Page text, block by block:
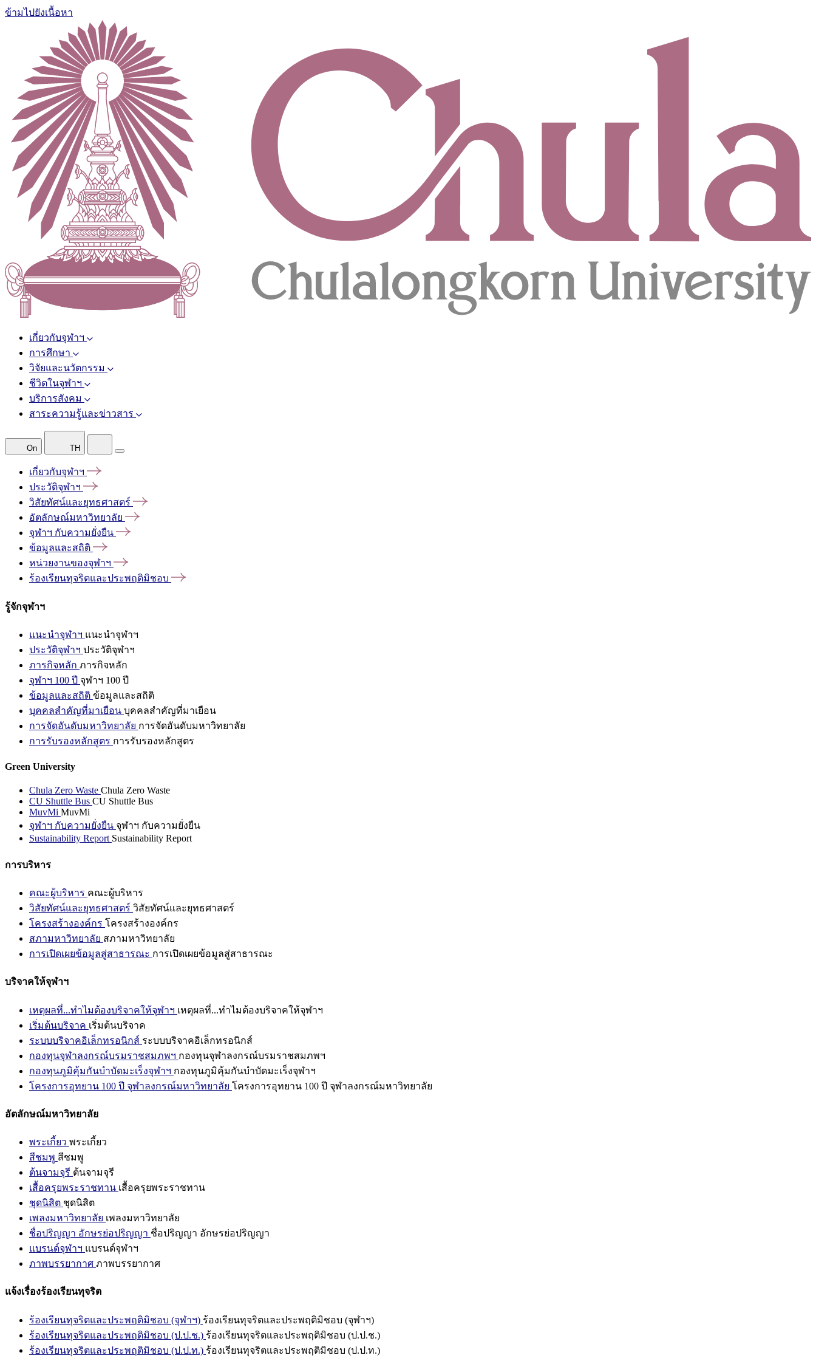
ข้ามไปยังเนื้อหา
เกี่ยวกับจุฬาฯ
การศึกษา
วิจัยและนวัตกรรม
ชีวิตในจุฬาฯ
บริการสังคม
สาระความรู้และข่าวสาร
On TH
เกี่ยวกับจุฬาฯ
ประวัติจุฬาฯ
วิสัยทัศน์และยุทธศาสตร์
อัตลักษณ์มหาวิทยาลัย
จุฬาฯ กับความยั่งยืน
ข้อมูลและสถิติ
หน่วยงานของจุฬาฯ
ร้องเรียนทุจริตและประพฤติมิชอบ
รู้จักจุฬาฯ
แนะนำจุฬาฯ แนะนำจุฬาฯ
ประวัติจุฬาฯ ประวัติจุฬาฯ
ภารกิจหลัก ภารกิจหลัก
จุฬาฯ 100 ปี จุฬาฯ 100 ปี
ข้อมูลและสถิติ ข้อมูลและสถิติ
บุคคลสำคัญที่มาเยือน บุคคลสำคัญที่มาเยือน
การจัดอันดับมหาวิทยาลัย การจัดอันดับมหาวิทยาลัย
การรับรองหลักสูตร การรับรองหลักสูตร
Green University
Chula Zero Waste Chula Zero Waste
CU Shuttle Bus CU Shuttle Bus
MuvMi MuvMi
จุฬาฯ กับความยั่งยืน จุฬาฯ กับความยั่งยืน
Sustainability Report Sustainability Report
การบริหาร
คณะผู้บริหาร คณะผู้บริหาร
วิสัยทัศน์และยุทธศาสตร์ วิสัยทัศน์และยุทธศาสตร์
โครงสร้างองค์กร โครงสร้างองค์กร
สภามหาวิทยาลัย สภามหาวิทยาลัย
การเปิดเผยข้อมูลสู่สาธารณะ การเปิดเผยข้อมูลสู่สาธารณะ
บริจาคให้จุฬาฯ
เหตุผลที่...ทำไมต้องบริจาคให้จุฬาฯ เหตุผลที่...ทำไมต้องบริจาคให้จุฬาฯ
เริ่มต้นบริจาค เริ่มต้นบริจาค
ระบบบริจาคอิเล็กทรอนิกส์ ระบบบริจาคอิเล็กทรอนิกส์
กองทุนจุฬาลงกรณ์บรมราชสมภพฯ กองทุนจุฬาลงกรณ์บรมราชสมภพฯ
กองทุนภูมิคุ้มกันบำบัดมะเร็งจุฬาฯ กองทุนภูมิคุ้มกันบำบัดมะเร็งจุฬาฯ
โครงการอุทยาน 100 ปี จุฬาลงกรณ์มหาวิทยาลัย โครงการอุทยาน 100 ปี จุฬาลงกรณ์มหาวิทยาลัย
อัตลักษณ์มหาวิทยาลัย
พระเกี้ยว พระเกี้ยว
สีชมพู สีชมพู
ต้นจามจุรี ต้นจามจุรี
เสื้อครุยพระราชทาน เสื้อครุยพระราชทาน
ชุดนิสิต ชุดนิสิต
เพลงมหาวิทยาลัย เพลงมหาวิทยาลัย
ชื่อปริญญา อักษรย่อปริญญา ชื่อปริญญา อักษรย่อปริญญา
แบรนด์จุฬาฯ แบรนด์จุฬาฯ
ภาพบรรยากาศ ภาพบรรยากาศ
แจ้งเรื่องร้องเรียนทุจริต
ร้องเรียนทุจริตและประพฤติมิชอบ (จุฬาฯ) ร้องเรียนทุจริตและประพฤติมิชอบ (จุฬาฯ)
ร้องเรียนทุจริตและประพฤติมิชอบ (ป.ป.ช.) ร้องเรียนทุจริตและประพฤติมิชอบ (ป.ป.ช.)
ร้องเรียนทุจริตและประพฤติมิชอบ (ป.ป.ท.) ร้องเรียนทุจริตและประพฤติมิชอบ (ป.ป.ท.)